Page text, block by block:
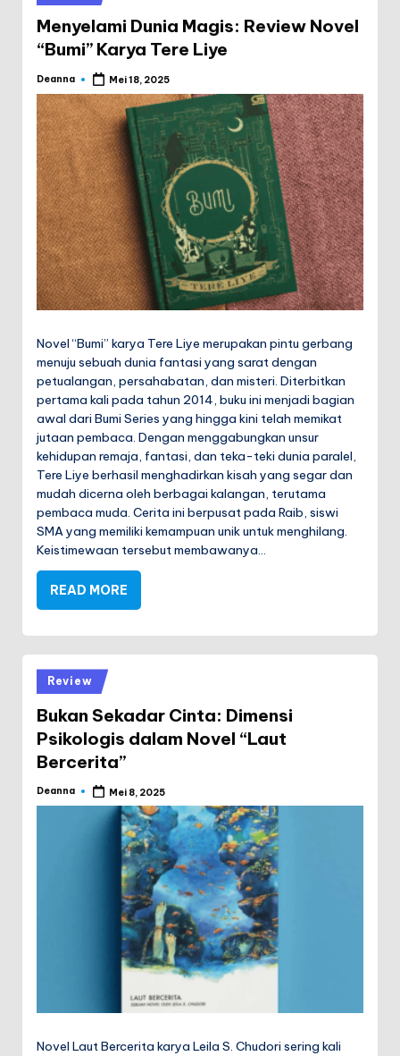
in
Menyelami Dunia Magis: Review Novel
“Bumi” Karya Tere Liye
Posted
by
Deanna Mei 18, 2025
Novel “Bumi” karya Tere Liye merupakan pintu gerbang
menuju sebuah dunia fantasi yang sarat dengan
petualangan, persahabatan, dan misteri. Diterbitkan
pertama kali pada tahun 2014, buku ini menjadi bagian
awal dari Bumi Series yang hingga kini telah memikat
jutaan pembaca. Dengan menggabungkan unsur
kehidupan remaja, fantasi, dan teka-teki dunia paralel,
Tere Liye berhasil menghadirkan kisah yang segar dan
mudah dicerna oleh berbagai kalangan, terutama
pembaca muda. Cerita ini berpusat pada Raib, siswi
SMA yang memiliki kemampuan unik untuk menghilang.
Keistimewaan tersebut membawanya…
READ MORE
Posted
in
Review
Bukan Sekadar Cinta: Dimensi
Psikologis dalam Novel “Laut
Bercerita”
Posted
by
Deanna Mei 8, 2025
Novel Laut Bercerita karya Leila S. Chudori sering kali